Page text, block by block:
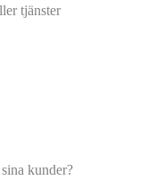
tjänster
kunder?